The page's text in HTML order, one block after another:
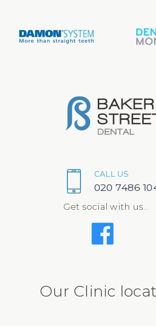
CALL US
020 7486
Get social with us...
Our Clinic